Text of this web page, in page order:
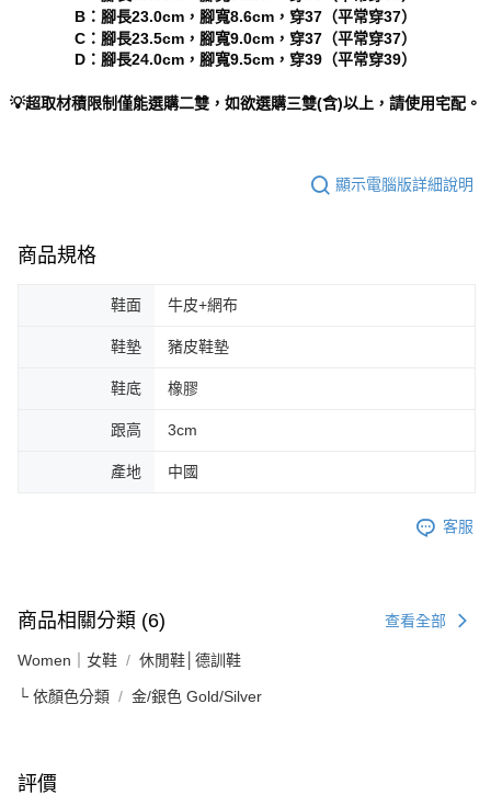
B：腳長23.0cm，腳寬8.6cm，穿37（平常穿37）
C：腳長23.5cm，腳寬9.0cm，穿37（平常穿37）
D：腳長24.0cm，腳寬9.5cm，穿39（平常穿39）
💡超取材積限制僅能選購二雙，如欲選購三雙(含)以上，請使用宅配。
顯示電腦版詳細說明
商品規格
鞋面 牛皮+網布
鞋墊 豬皮鞋墊
鞋底 橡膠
跟高 3cm
產地 中國
客服
商品相關分類 (6) 查看全部
Women｜女鞋 休閒鞋│德訓鞋
└ 依顏色分類 金/銀色 Gold/Silver
評價